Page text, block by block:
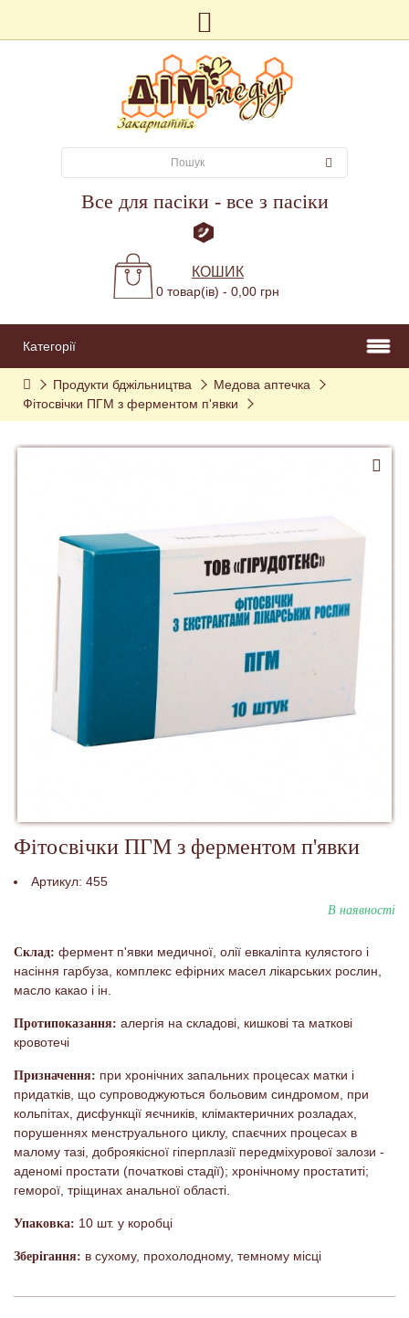
Все для пасіки - все з пасіки
КОШИК
0 товар(ів) - 0,00 грн
Категорії
Продукти бджільництва
Медова аптечка
Фітосвічки ПГМ з ферментом п'явки
Фітосвічки ПГМ з ферментом п'явки
Артикул: 455
В наявності
Склад: фермент п'явки медичної, олії евкаліпта кулястого і
насіння гарбуза, комплекс ефірних масел лікарських рослин,
масло какао і ін.
Протипоказання: алергія на складові, кишкові та маткові
кровотечі
Призначення: при хронічних запальних процесах матки і
придатків, що супроводжуються больовим синдромом, при
кольпітах, дисфункції яєчників, клімактеричних розладах,
порушеннях менструального циклу, спаєчних процесах в
малому тазі, доброякісної гіперплазії передміхурової залози -
аденомі простати (початкові стадії); хронічному простатиті;
геморої, тріщинах анальної області.
Упаковка: 10 шт. у коробці
Зберігання: в сухому, прохолодному, темному місці